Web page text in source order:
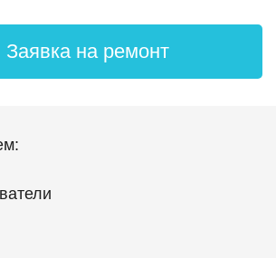
Заявка на ремонт